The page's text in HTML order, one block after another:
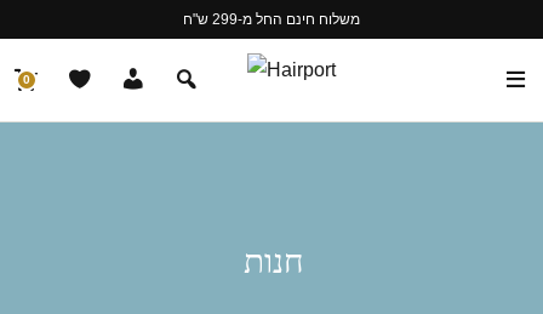
משלוח חינם החל מ-299 ש"ח
0
חנות